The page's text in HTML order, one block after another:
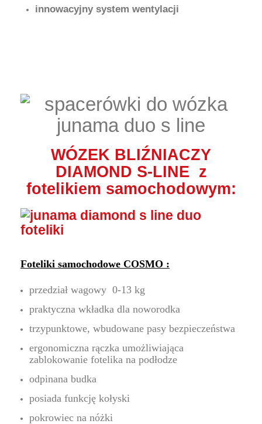
innowacyjny system wentylacji
WÓZEK BLIŹNIACZY
DIAMOND S-LINE z
fotelikiem samochodowym:
Foteliki samochodowe COSMO :
przedział wagowy 0-13 kg
praktyczna wkładka dla noworodka
trzypunktowe, wbudowane pasy bezpieczeństwa
ergonomiczna rączka umożliwiająca
zablokowanie fotelika na podłodze
odpinana budka
posiada funkcję kołyski
pokrowiec na nóżki